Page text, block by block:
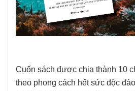
Cuốn sách được chia thành 10
theo phong cách hết sức độc